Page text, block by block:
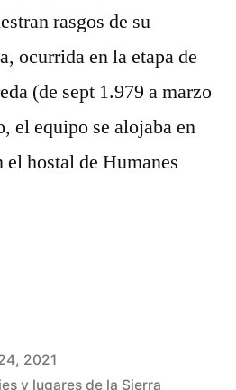
rasgos de su
ocurrida en la etapa de
(de sept 1.979 a marzo
el equipo se alojaba en
hostal de Humanes
2021
y lugares de la Sierra